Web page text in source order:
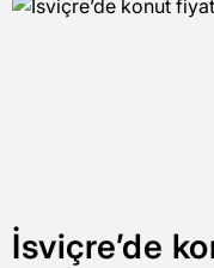
İsviçre’de